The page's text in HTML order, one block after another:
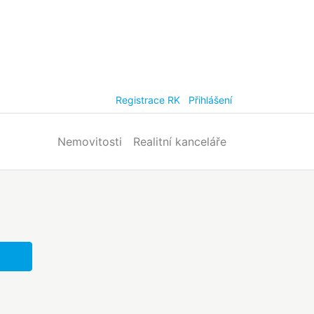
Registrace RK Přihlášení
Nemovitosti Realitní kanceláře